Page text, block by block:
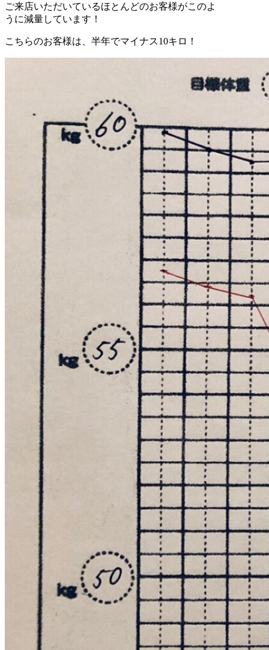
ご来店いただいているほとんどのお客様がこのよ
うに減量しています！
こちらのお客様は、半年でマイナス10キロ！